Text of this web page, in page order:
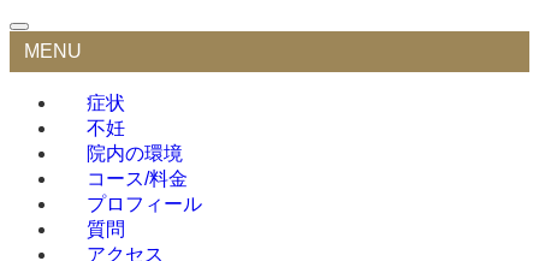
MENU
症状
不妊
院内の環境
コース/料金
プロフィール
質問
アクセス